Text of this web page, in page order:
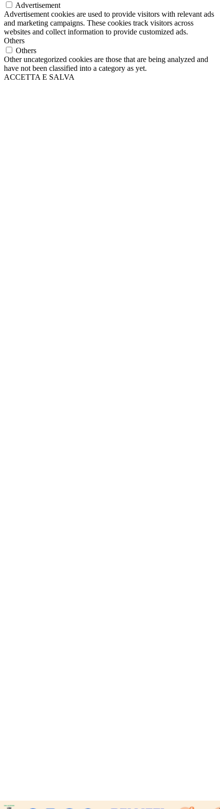
Advertisement
Advertisement cookies are used to provide visitors with relevant ads
and marketing campaigns. These cookies track visitors across
websites and collect information to provide customized ads.
Others
Others
Other uncategorized cookies are those that are being analyzed and
have not been classified into a category as yet.
ACCETTA E SALVA